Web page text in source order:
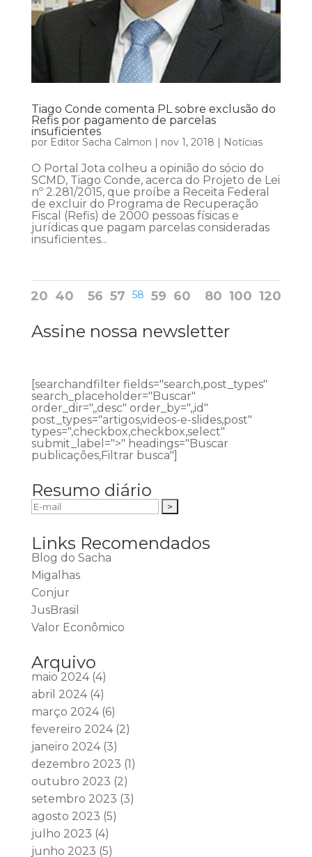
Tiago Conde comenta PL sobre exclusão do
Refis por pagamento de parcelas
insuficientes
por Editor Sacha Calmon | nov 1, 2018 | Notícias
O Portal Jota colheu a opinião do sócio do
SCMD, Tiago Conde, acerca do Projeto de Lei
nº 2.281/2015, que proíbe a Receita Federal
de excluir do Programa de Recuperação
Fiscal (Refis) de 2000 pessoas físicas e
jurídicas que pagam parcelas consideradas
insuficientes...
20 40 56 57 58 59 60 80 100 120
Assine nossa newsletter
[searchandfilter fields="search,post_types"
search_placeholder="Buscar"
order_dir=",,desc" order_by=",,id"
post_types="artigos,videos-e-slides,post"
types=",checkbox,checkbox,select"
submit_label=">" headings="Buscar
publicações,Filtrar busca"]
Resumo diário
Links Recomendados
Blog do Sacha
Migalhas
Conjur
JusBrasil
Valor Econômico
Arquivo
maio 2024(4)
abril 2024(4)
março 2024(6)
fevereiro 2024(2)
janeiro 2024(3)
dezembro 2023 (1)
outubro 2023 (2)
setembro 2023 (3)
agosto 2023 (5)
julho 2023 (4)
junho 2023 (5)